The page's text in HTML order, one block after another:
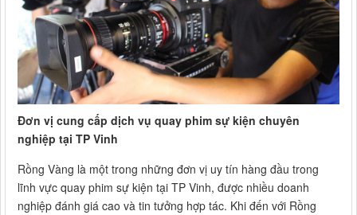
Đơn vị cung cấp dịch vụ quay phim sự kiện chuyên
nghiệp tại TP Vinh
Rồng Vàng là một trong những đơn vị uy tín hàng đầu trong
lĩnh vực quay phim sự kiện tại TP Vinh, được nhiều doanh
nghiệp đánh giá cao và tin tưởng hợp tác. Khi đến với Rồng